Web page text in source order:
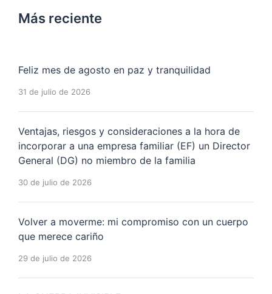
Más reciente
Feliz mes de agosto en paz y tranquilidad
31 de julio de 2026
Ventajas, riesgos y consideraciones a la hora de
incorporar a una empresa familiar (EF) un Director
General (DG) no miembro de la familia
30 de julio de 2026
Volver a moverme: mi compromiso con un cuerpo
que merece cariño
29 de julio de 2026